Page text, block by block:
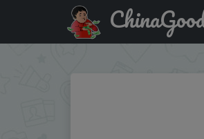
Придбати по знижці Кабель usb-c/